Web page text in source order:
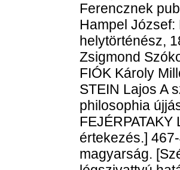
Ferencznek
Hampel József:
helytörténész,
Zsigmond
FIÓK Károly
STEIN Lajos A
philosophia
értekezés.]
magyarság.